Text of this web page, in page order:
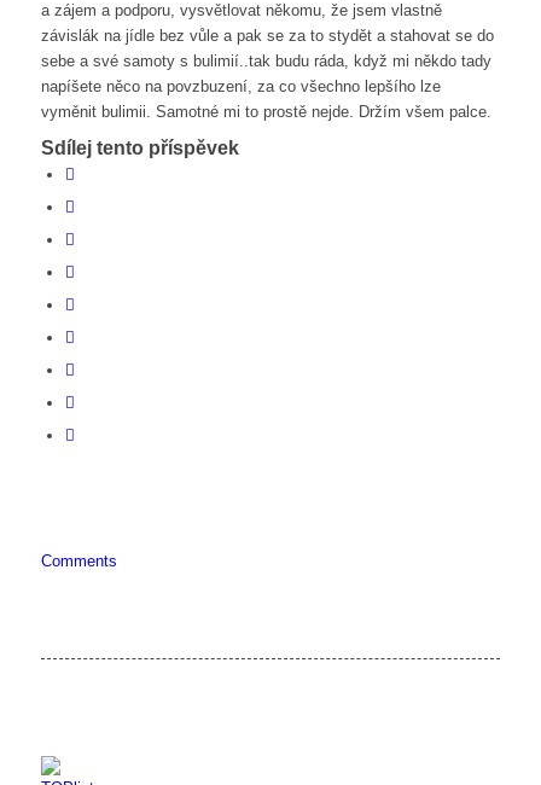
a zájem a podporu, vysvětlovat někomu, že jsem vlastně
závislák na jídle bez vůle a pak se za to stydět a stahovat se do
sebe a své samoty s bulimií..tak budu ráda, když mi někdo tady
napíšete něco na povzbuzení, za co všechno lepšího lze
vyměnit bulimii. Samotné mi to prostě nejde. Držím všem palce.
Sdílej tento příspěvek
Comments